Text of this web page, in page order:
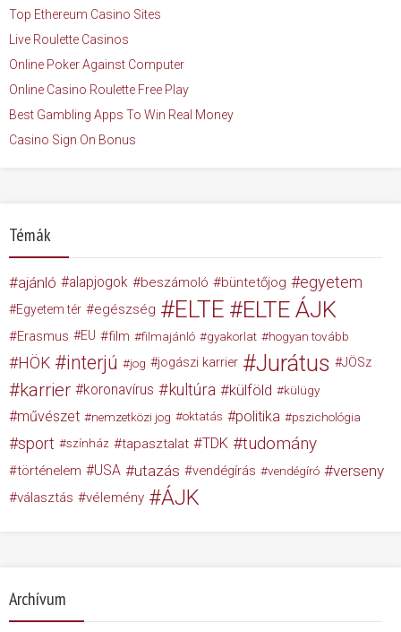
Top Ethereum Casino Sites
Live Roulette Casinos
Online Poker Against Computer
Online Casino Roulette Free Play
Best Gambling Apps To Win Real Money
Casino Sign On Bonus
Témák
ajánló alapjogok beszámoló büntetőjog egyetem
Egyetem tér egészség ELTE ELTE ÁJK
Erasmus EU film filmajánló gyakorlat hogyan tovább
HÖK interjú jog jogászi karrier Jurátus JÖSz
karrier koronavírus kultúra külföld külügy
művészet nemzetközi jog oktatás politika pszichológia
sport színház tapasztalat TDK tudomány
történelem USA utazás vendégírás vendégíró verseny
választás vélemény ÁJK
Archívum